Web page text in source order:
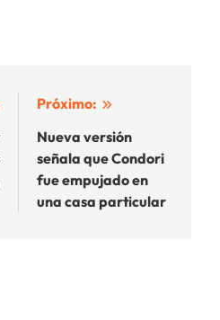
Próximo:
Nueva versión
señala que Condori
fue empujado en
una casa particular